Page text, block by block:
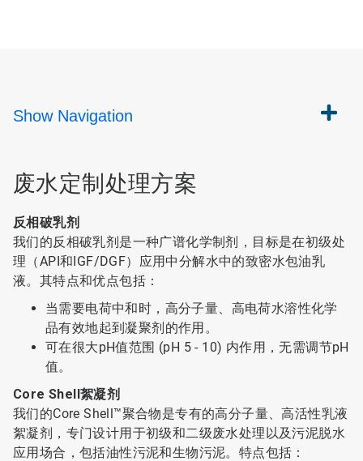
Show Navigation
废水定制处理方案
反相破乳剂
我们的反相破乳剂是一种广谱化学制剂，目标是在初级处
理（API和IGF/DGF）应用中分解水中的致密水包油乳
液。其特点和优点包括：
当需要电荷中和时，高分子量、高电荷水溶性化学
品有效地起到凝聚剂的作用。
可在很大pH值范围 (pH 5 - 10) 内作用，无需调节pH
值。
Core Shell絮凝剂
我们的Core Shell™聚合物是专有的高分子量、高活性乳液
絮凝剂，专门设计用于初级和二级废水处理以及污泥脱水
应用场合，包括油性污泥和生物污泥。特点包括：